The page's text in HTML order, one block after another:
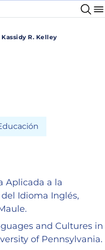
Kassidy R. Kelley
Aplicada a la
Idioma Inglés,
and Cultures in
of Pennsylvania.